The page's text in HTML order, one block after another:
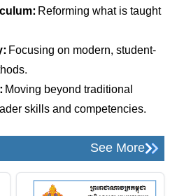
Reforming what is taught
Focusing on modern, student-
Moving beyond traditional
skills and competencies.
See More